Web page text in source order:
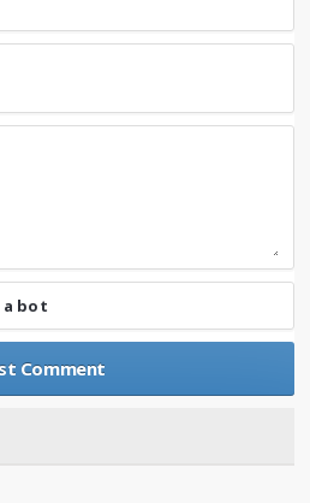
a bot